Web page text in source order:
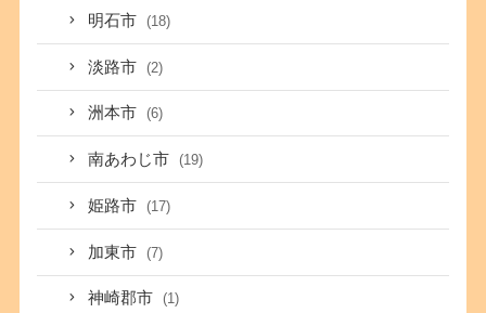
明石市 (18)
淡路市 (2)
洲本市 (6)
南あわじ市 (19)
姫路市 (17)
加東市 (7)
神崎郡市 (1)